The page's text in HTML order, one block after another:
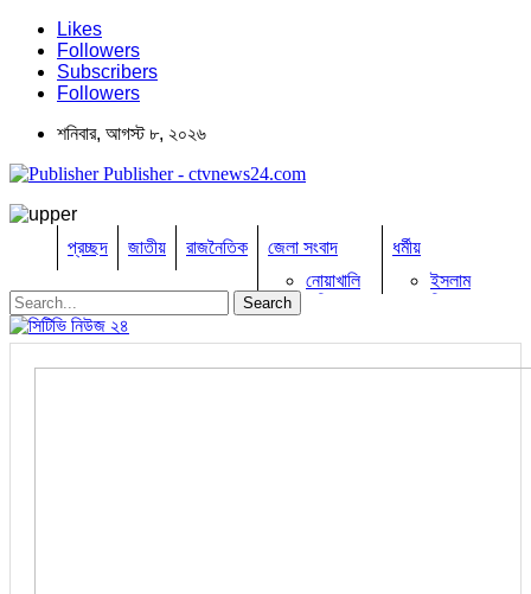
Likes
Followers
Subscribers
Followers
শনিবার, আগস্ট ৮, ২০২৬
Publisher - ctvnews24.com
প্রচ্ছদ জাতীয় রাজনৈতিক
জেলা সংবাদ
নোয়াখালি
নারায়নগঞ্জ
ব্রাহ্মণবাড়িয়া
ধর্মীয়
ইসলাম
খ্রিষ্টান